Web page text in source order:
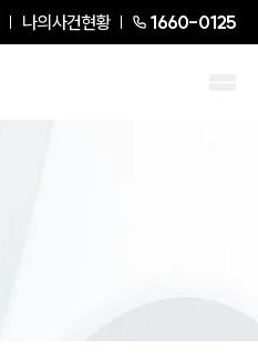
나의사건현황 1660-0125